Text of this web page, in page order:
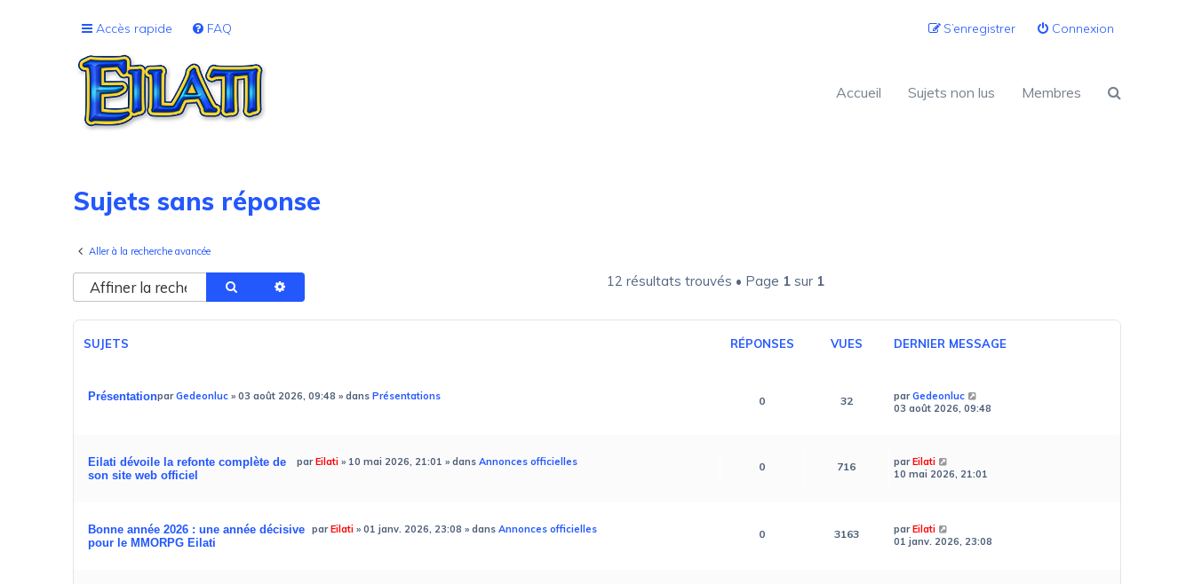
Accès rapide FAQ Connexion
S’enregistrer
Accueil Sujets non lus Membres
Sujets sans réponse
Aller à la recherche avancée
Rechercher 12 résultats trouvés • Page 1sur 1
SUJETS RÉPONSES VUES DERNIER MESSAGE
PrésentationparGedeonluc »03 août 2026, 09:48 » dansPrésentations 0 32 parGedeonluc
03 août 2026, 09:48
Eilati dévoile la refonte complète de
son site web officiel
parEilati» 10 mai 2026, 21:01 » dans Annonces officielles 0 716 parEilati
10 mai 2026, 21:01
Bonne année 2026 : une année décisive
pour le MMORPG Eilati
parEilati »01 janv. 2026, 23:08 » dansAnnonces officielles 0 3163 parEilati
01 janv. 2026, 23:08